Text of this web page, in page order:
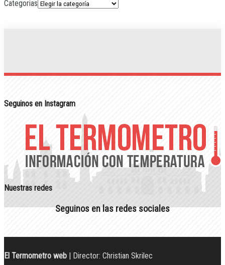
Categorias
Seguinos en Instagram
Nuestras redes
Seguinos en las redes sociales
El Termometro web | Director: Christian Skrilec